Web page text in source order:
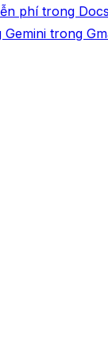
phí trong
Gemini trong